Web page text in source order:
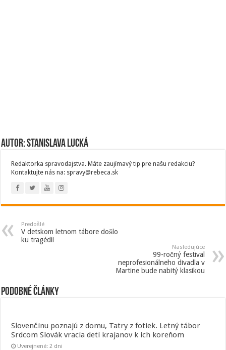
Autor: Stanislava Lucká
Redaktorka spravodajstva. Máte zaujímavý tip pre našu redakciu?
Kontaktujte nás na: spravy@rebeca.sk
Predošlé
V detskom letnom tábore došlo
ku tragédii
Nasledujúce
99-ročný festival
neprofesionálneho divadla v
Martine bude nabitý klasikou
Podobné články
Slovenčinu poznajú z domu, Tatry z fotiek. Letný tábor
Srdcom Slovák vracia deti krajanov k ich koreňom
Uverejnené: 2 dni